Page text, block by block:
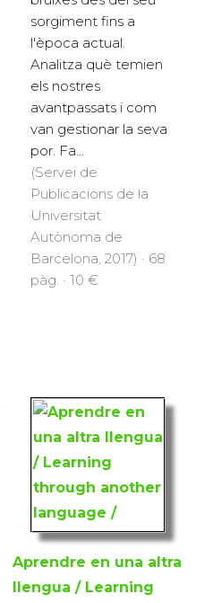
sorgiment fins a
l'època actual.
Analitza què temien
els nostres
avantpassats i com
van gestionar la seva
por. Fa...
(Servei de
Publicacions de la
Universitat
Autònoma de
Barcelona, 2017) · 68
pàg. · 10 €
Aprendre en una altra
llengua / Learning